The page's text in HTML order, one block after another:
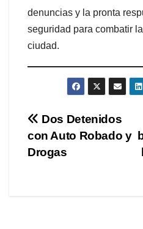
denuncias y la pronta
seguridad para combatir
ciudad.
Navegación
de
Dos Detenidos
con Auto Robado y
Drogas